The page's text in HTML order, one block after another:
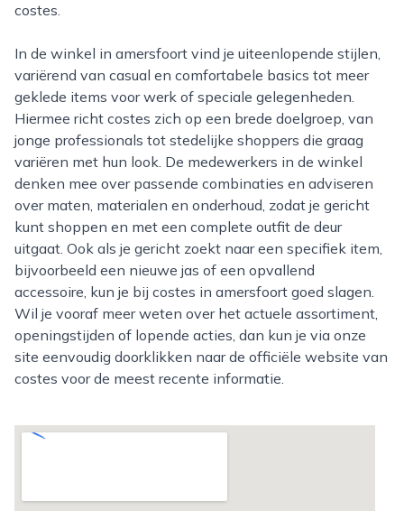
costes.
In de winkel in amersfoort vind je uiteenlopende stijlen,
variërend van casual en comfortabele basics tot meer
geklede items voor werk of speciale gelegenheden.
Hiermee richt costes zich op een brede doelgroep, van
jonge professionals tot stedelijke shoppers die graag
variëren met hun look. De medewerkers in de winkel
denken mee over passende combinaties en adviseren
over maten, materialen en onderhoud, zodat je gericht
kunt shoppen en met een complete outfit de deur
uitgaat. Ook als je gericht zoekt naar een specifiek item,
bijvoorbeeld een nieuwe jas of een opvallend
accessoire, kun je bij costes in amersfoort goed slagen.
Wil je vooraf meer weten over het actuele assortiment,
openingstijden of lopende acties, dan kun je via onze
site eenvoudig doorklikken naar de officiële website van
costes voor de meest recente informatie.